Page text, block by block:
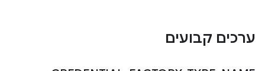
ערכים קבועים